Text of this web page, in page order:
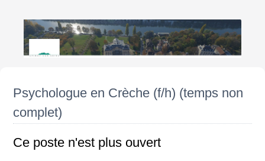
Psychologue en Crèche (f/h) (temps non
complet)
Ce poste n'est plus ouvert